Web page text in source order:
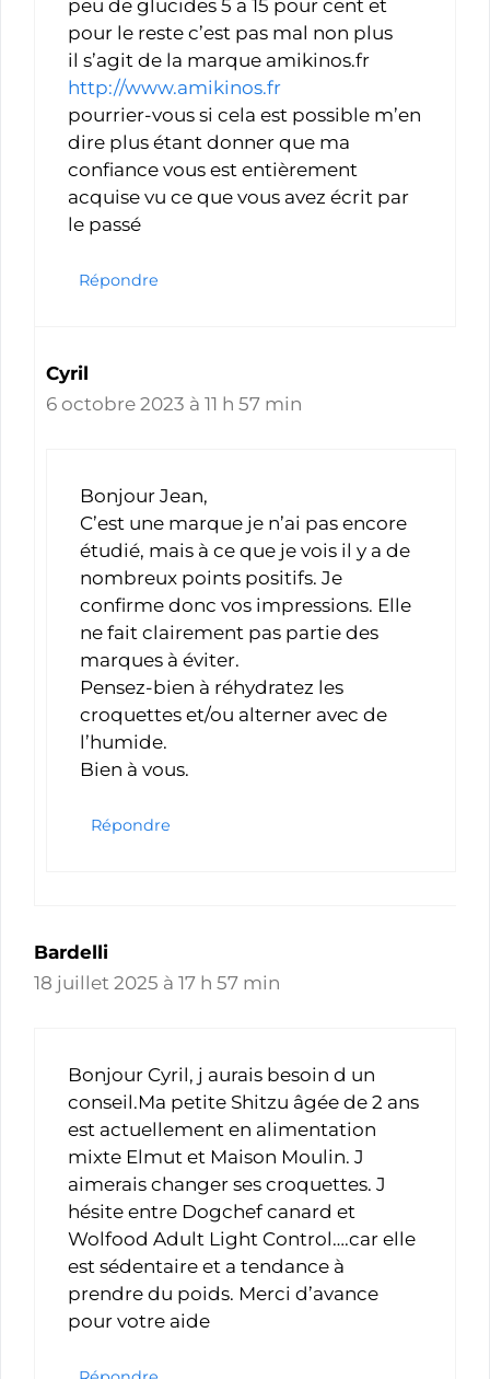
peu de glucides 5 a 15 pour cent et
pour le reste c’est pas mal non plus
il s’agit de la marque amikinos.fr
http://www.amikinos.fr
pourrier-vous si cela est possible m’en
dire plus étant donner que ma
confiance vous est entièrement
acquise vu ce que vous avez écrit par
le passé
Répondre
Cyril
6 octobre 2023 à 11 h 57 min
Bonjour Jean,
C’est une marque je n’ai pas encore
étudié, mais à ce que je vois il y a de
nombreux points positifs. Je
confirme donc vos impressions. Elle
ne fait clairement pas partie des
marques à éviter.
Pensez-bien à réhydratez les
croquettes et/ou alterner avec de
l’humide.
Bien à vous.
Répondre
Bardelli
18 juillet 2025 à 17 h 57 min
Bonjour Cyril, j aurais besoin d un
conseil.Ma petite Shitzu âgée de 2 ans
est actuellement en alimentation
mixte Elmut et Maison Moulin. J
aimerais changer ses croquettes. J
hésite entre Dogchef canard et
Wolfood Adult Light Control….car elle
est sédentaire et a tendance à
prendre du poids. Merci d’avance
pour votre aide